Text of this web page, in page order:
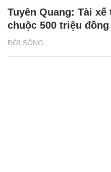
ĐỜI SỐNG
Tuyên Quang: Tài
chuộc 500 triệu đồng